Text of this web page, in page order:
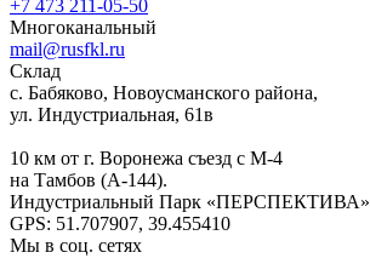
+7 473 211-05-50
Многоканальный
mail@rusfkl.ru
Склад
с. Бабяково, Новоусманского района,
ул. Индустриальная, 61в
10 км от г. Воронежа съезд с М-4
на Тамбов (А-144).
Индустриальный Парк «ПЕРСПЕКТИВА»
GPS: 51.707907, 39.455410
Мы в соц. сетях